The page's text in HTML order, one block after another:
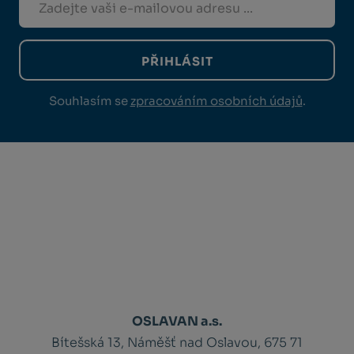
PŘIHLÁSIT
Souhlasím se zpracováním osobních údajů.
OSLAVAN a.s.
Bítešská 13, Náměšť nad Oslavou, 675 71